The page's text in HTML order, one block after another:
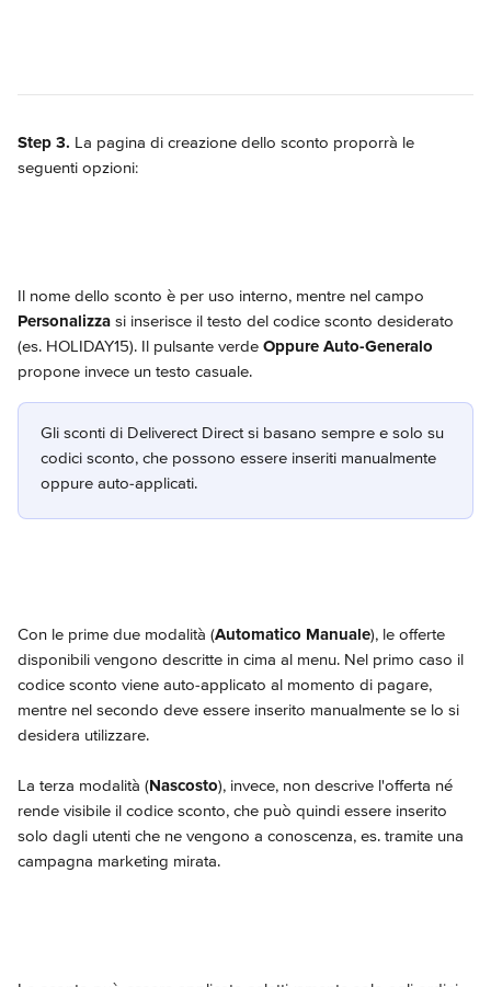
Step 3. La pagina di creazione dello sconto proporrà le
seguenti opzioni:
Il nome dello sconto è per uso interno, mentre nel campo
Personalizza si inserisce il testo del codice sconto desiderato
(es. HOLIDAY15). Il pulsante verde Oppure Auto-Generalo
propone invece un testo casuale.
Gli sconti di Deliverect Direct si basano sempre e solo su
codici sconto, che possono essere inseriti manualmente
oppure auto-applicati.
Con le prime due modalità (Automatico Manuale), le offerte
disponibili vengono descritte in cima al menu. Nel primo caso il
codice sconto viene auto-applicato al momento di pagare,
mentre nel secondo deve essere inserito manualmente se lo si
desidera utilizzare.
La terza modalità (Nascosto), invece, non descrive l'offerta né
rende visibile il codice sconto, che può quindi essere inserito
solo dagli utenti che ne vengono a conoscenza, es. tramite una
campagna marketing mirata.